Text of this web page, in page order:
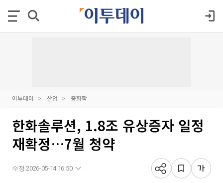
이투데이 산업 중화학
한화솔루션, 1.8조 유상증자 일정
재확정…7월 청약
수정 2026-05-14 16:50